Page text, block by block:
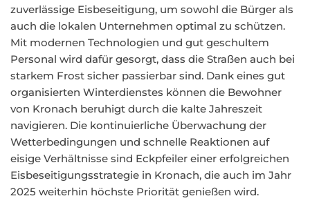
zuverlässige Eisbeseitigung, um sowohl die Bürger als
auch die lokalen Unternehmen optimal zu schützen.
Mit modernen Technologien und gut geschultem
Personal wird dafür gesorgt, dass die Straßen auch bei
starkem Frost sicher passierbar sind. Dank eines gut
organisierten Winterdienstes können die Bewohner
von Kronach beruhigt durch die kalte Jahreszeit
navigieren. Die kontinuierliche Überwachung der
Wetterbedingungen und schnelle Reaktionen auf
eisige Verhältnisse sind Eckpfeiler einer erfolgreichen
Eisbeseitigungsstrategie in Kronach, die auch im Jahr
2025 weiterhin höchste Priorität genießen wird.